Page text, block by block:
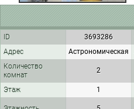
ID 3693286
Адрес
Астрономическая
Количество
комнат
2
Этаж 1